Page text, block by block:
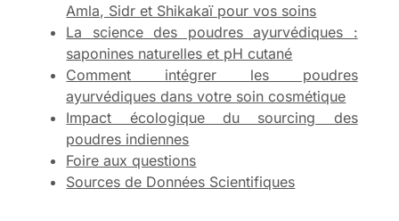
Amla, Sidr et Shikakaï pour vos soins
La science des poudres ayurvédiques :
saponines naturelles et pH cutané
Comment intégrer les poudres
ayurvédiques dans votre soin cosmétique
Impact écologique du sourcing des
poudres indiennes
Foire aux questions
Sources de Données Scientifiques